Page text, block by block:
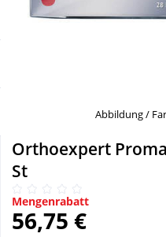
Schnäppchen
Täglich gut versorgt
Liebe & Erotik
Nahrungsergänzung
Natur & Homöopathie
Sanitätshaus
Abbildung /
Orthoexpert
St
Mengenrabatt
56,75 €